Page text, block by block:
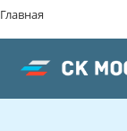
Главная